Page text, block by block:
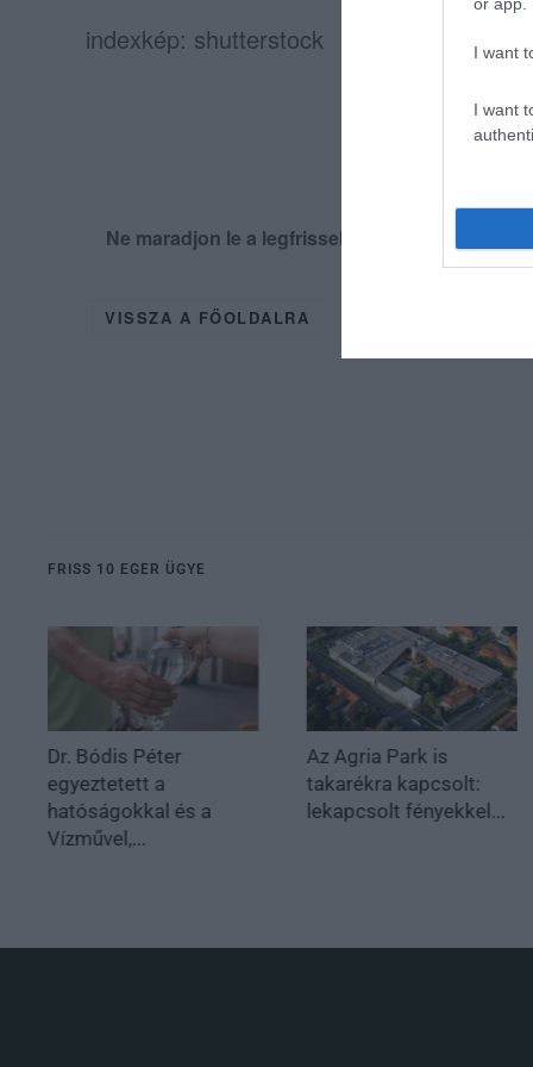
I want
I want
indexkép: shutterstock
Ne maradjon le a legfrissebb hírekről,
VISSZA A FŐOLDALRA
FRISS 10 EGER ÜGYE
Dr. Bódis Péter
egyeztetett a
hatóságokkal és a
Vízművel,...
Az Agria Park is
takarékra kapcsolt:
lekapcsolt fényekkel...